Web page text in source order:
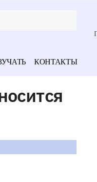
КОНТАКТЫ